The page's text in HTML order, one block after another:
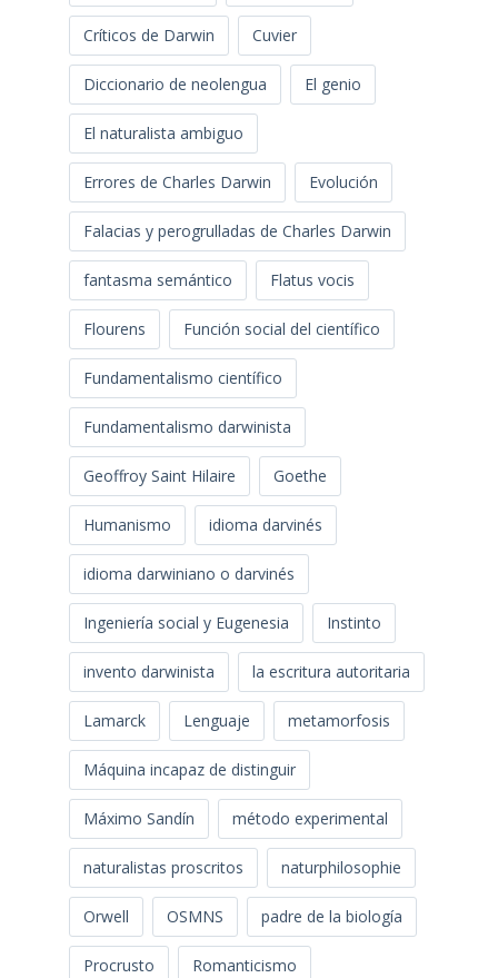
Críticos de Darwin Cuvier
Diccionario de neolengua El genio
El naturalista ambiguo
Errores de Charles Darwin Evolución
Falacias y perogrulladas de Charles Darwin
fantasma semántico Flatus vocis
Flourens Función social del científico
Fundamentalismo científico
Fundamentalismo darwinista
Geoffroy Saint Hilaire Goethe
Humanismo idioma darvinés
idioma darwiniano o darvinés
Ingeniería social y Eugenesia Instinto
invento darwinista la escritura autoritaria
Lamarck Lenguaje metamorfosis
Máquina incapaz de distinguir
Máximo Sandín método experimental
naturalistas proscritos naturphilosophie
Orwell OSMNS padre de la biología
Procrusto Romanticismo